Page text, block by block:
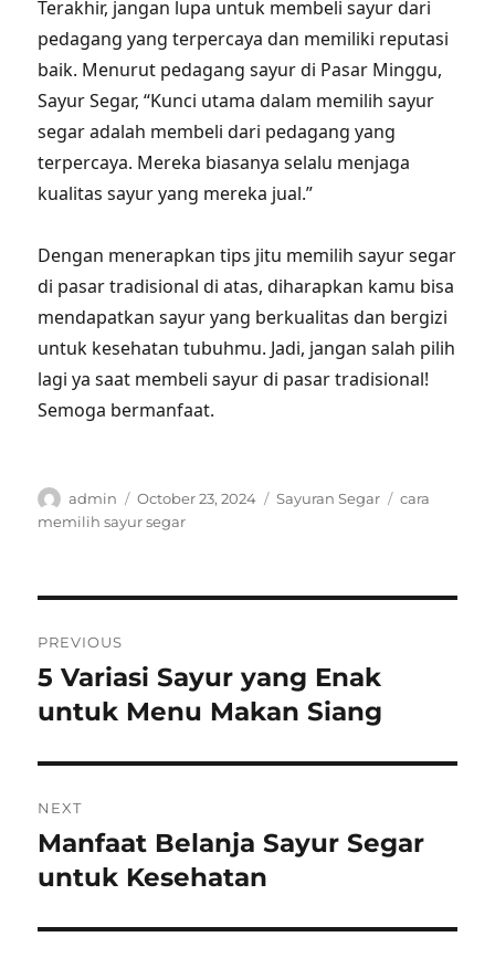
Terakhir, jangan lupa untuk membeli sayur dari
pedagang yang terpercaya dan memiliki reputasi
baik. Menurut pedagang sayur di Pasar Minggu,
Sayur Segar, “Kunci utama dalam memilih sayur
segar adalah membeli dari pedagang yang
terpercaya. Mereka biasanya selalu menjaga
kualitas sayur yang mereka jual.”
Dengan menerapkan tips jitu memilih sayur segar
di pasar tradisional di atas, diharapkan kamu bisa
mendapatkan sayur yang berkualitas dan bergizi
untuk kesehatan tubuhmu. Jadi, jangan salah pilih
lagi ya saat membeli sayur di pasar tradisional!
Semoga bermanfaat.
Author
admin
Posted
on
October 23, 2024 Categories
Sayuran Segar Tags
cara
memilih sayur segar
navigation
PREVIOUS
Previous
post:
5 Variasi Sayur yang Enak
untuk Menu Makan Siang
NEXT
Next
post:
Manfaat Belanja Sayur Segar
untuk Kesehatan